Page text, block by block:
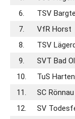
6.
TSV
7.
VfR Horst
8.
TSV
9.
SVT Bad
10.
TuS
11.
SC Rönnau
12.
SV